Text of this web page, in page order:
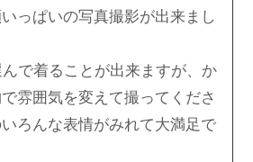
っぱいの写真撮影が出来まし
で着ることが出来ますが、か
雰囲気を変えて撮ってくださ
ろんな表情がみれて大満足で